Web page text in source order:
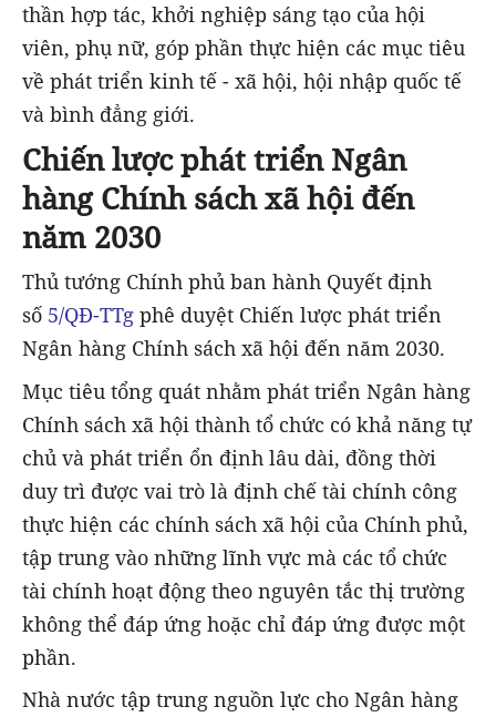
thần hợp tác, khởi nghiệp sáng tạo của hội
viên, phụ nữ, góp phần thực hiện các mục tiêu
về phát triển kinh tế - xã hội, hội nhập quốc tế
và bình đẳng giới.
Chiến lược phát triển Ngân
hàng Chính sách xã hội đến
năm 2030
Thủ tướng Chính phủ ban hành Quyết định
số 5/QĐ-TTg phê duyệt Chiến lược phát triển
Ngân hàng Chính sách xã hội đến năm 2030.
Mục tiêu tổng quát nhằm phát triển Ngân hàng
Chính sách xã hội thành tổ chức có khả năng tự
chủ và phát triển ổn định lâu dài, đồng thời
duy trì được vai trò là định chế tài chính công
thực hiện các chính sách xã hội của Chính phủ,
tập trung vào những lĩnh vực mà các tổ chức
tài chính hoạt động theo nguyên tắc thị trường
không thể đáp ứng hoặc chỉ đáp ứng được một
phần.
Nhà nước tập trung nguồn lực cho Ngân hàng